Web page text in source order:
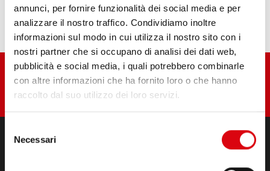
annunci, per fornire funzionalità dei social media e per
analizzare il nostro traffico. Condividiamo inoltre
informazioni sul modo in cui utilizza il nostro sito con i
nostri partner che si occupano di analisi dei dati web,
pubblicità e social media, i quali potrebbero combinarle
con altre informazioni che ha fornito loro o che hanno
raccolto dal suo utilizzo dei loro servizi.
delNecessari
SE350, SE450